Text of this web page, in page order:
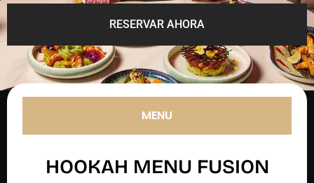
RESERVAR AHORA
MENU
HOOKAH MENU FUSION